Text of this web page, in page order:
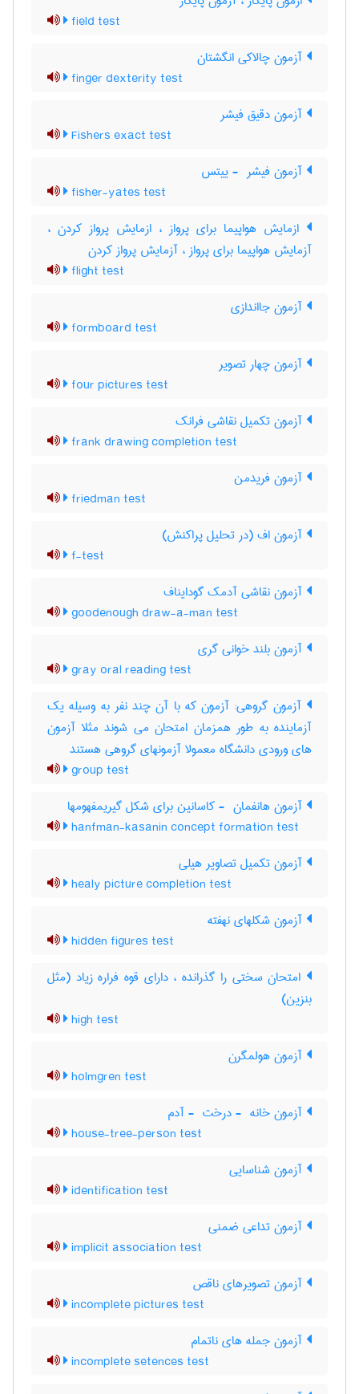
field test
آزمون چالاکی انگشتان
finger dexterity test
آزمون دقیق فیشر
Fishers exact test
آزمون فیشر ‎ - ییتس
fisher-yates test
ازمایش هواپیما برای پرواز ، ازمایش پرواز کردن ،
آزمایش هواپیما برای پرواز ، آزمایش پرواز کردن
flight test
آزمون جااندازی
formboard test
آزمون چهار تصویر
four pictures test
آزمون تکمیل نقاشی فرانک
frank drawing completion test
آزمون فریدمن
friedman test
آزمون اف (در تحلیل پراکنش)
f-test
آزمون نقاشی آدمک گودایناف
goodenough draw-a-man test
آزمون بلند خوانی گری
gray oral reading test
آزمون گروهی: آزمون که با آن چند نفر به وسیله یک
آزماینده به طور همزمان امتحان می شوند مثلا آزمون
های ورودی دانشگاه معمولا آزمونهای گروهی هستند
group test
آزمون هانفمان ‎ - کاسانین برای شکل گیریمفهومها
hanfman-kasanin concept formation test
آزمون تکمیل تصاویر هیلی
healy picture completion test
آزمون شکلهای نهفته
hidden figures test
امتحان سختی را گذرانده ، دارای قوه فراره زیاد (مثل
بنزین)
high test
آزمون هولمگرن
holmgren test
آزمون خانه ‎ - درخت ‎ - آدم
house-tree-person test
آزمون شناسایی
identification test
آزمون تداعی ضمنی
implicit association test
آزمون تصویرهای ناقص
incomplete pictures test
آزمون جمله های ناتمام
incomplete setences test